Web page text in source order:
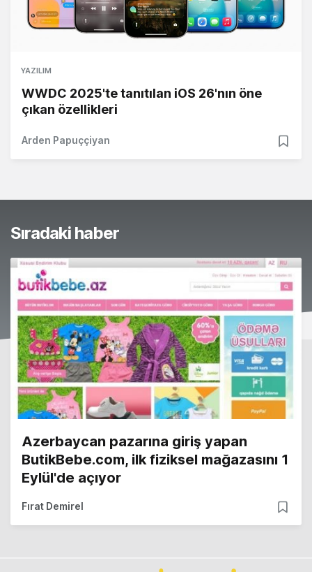
YAZILIM
WWDC 2025'te tanıtılan iOS 26'nın öne
çıkan özellikleri
Arden Papuççiyan
Sıradaki haber
Azerbaycan pazarına giriş yapan
ButikBebe.com, ilk fiziksel mağazasını 1
Eylül'de açıyor
Fırat Demirel